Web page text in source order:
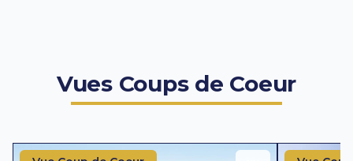
Vues Coups de Coeur